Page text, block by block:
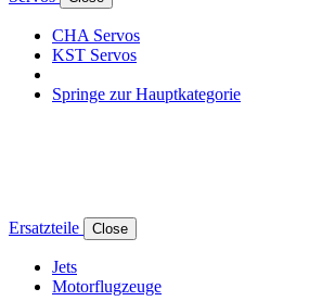
CHA Servos
KST Servos
Springe zur Hauptkategorie
Ersatzteile Close
Jets
Motorflugzeuge